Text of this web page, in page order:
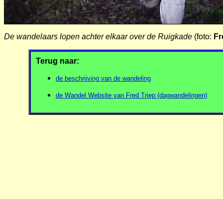
De wandelaars lopen achter elkaar over de Ruigkade (foto:
Terug naar:
de beschrijving van de wandeling
de Wandel Website van Fred Triep (dagwandelingen)